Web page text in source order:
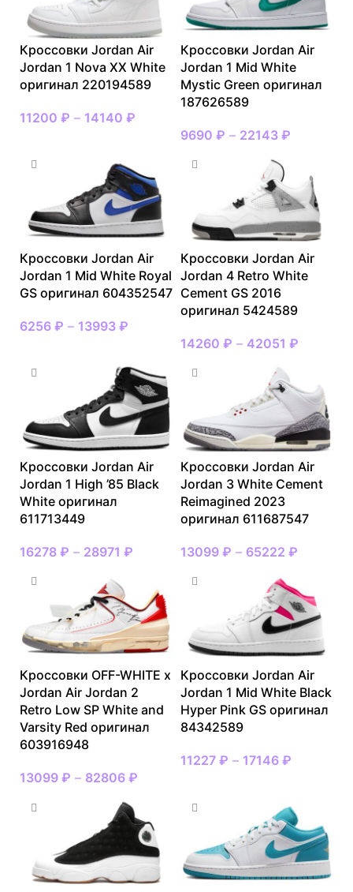
Кроссовки Jordan Air
Jordan 1 Nova XX White
оригинал 220194589
11200 ₽ – 14140 ₽
Кроссовки Jordan Air
Jordan 1 Mid White
Mystic Green оригинал
187626589
9690 ₽ – 22143 ₽
Кроссовки Jordan Air
Jordan 1 Mid White Royal
GS оригинал 604352547
6256 ₽ – 13993 ₽
Кроссовки Jordan Air
Jordan 4 Retro White
Cement GS 2016
оригинал 5424589
14260 ₽ – 42051 ₽
Кроссовки Jordan Air
Jordan 1 High ’85 Black
White оригинал
611713449
16278 ₽ – 28971 ₽
Кроссовки Jordan Air
Jordan 3 White Cement
Reimagined 2023
оригинал 611687547
13099 ₽ – 65222 ₽
Кроссовки OFF-WHITE x
Jordan Air Jordan 2
Retro Low SP White and
Varsity Red оригинал
603916948
13099 ₽ – 82806 ₽
Кроссовки Jordan Air
Jordan 1 Mid White Black
Hyper Pink GS оригинал
84342589
11227 ₽ – 17146 ₽